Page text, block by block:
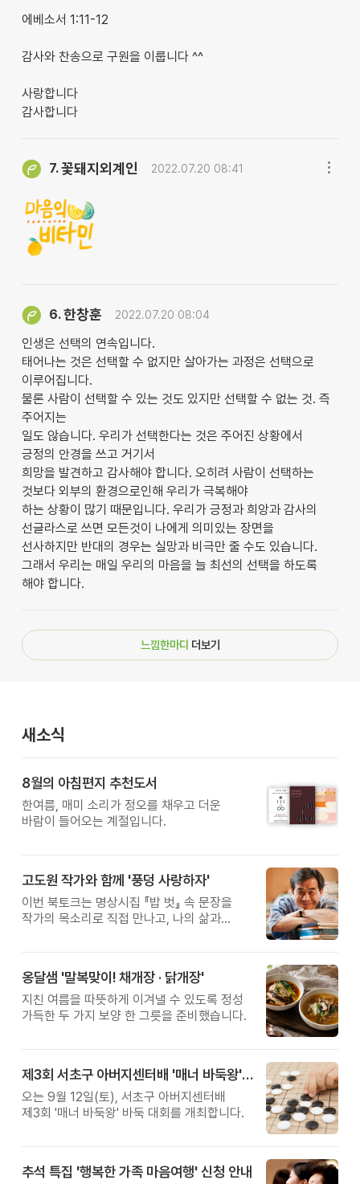
에베소서 1:11-12
감사와 찬송으로 구원을 이룹니다 ^^
사랑합니다
감사합니다
7.꽃돼지외계인 2022.07.20 08:41
6.한창훈 2022.07.20 08:04
인생은 선택의 연속입니다.
태어나는 것은 선택할 수 없지만 살아가는 과정은 선택으로
이루어집니다.
물론 사람이 선택할 수 있는 것도 있지만 선택할 수 없는 것. 즉
주어지는
일도 않습니다. 우리가 선택한다는 것은 주어진 상황에서
긍정의 안경을 쓰고 거기서
희망을 발견하고 감사해야 합니다. 오히려 사람이 선택하는
것보다 외부의 환경으로인해 우리가 극복해야
하는 상황이 많기 때문입니다. 우리가 긍정과 희앙과 감사의
선글라스로 쓰면 모든것이 나에게 의미있는 장면을
선사하지만 반대의 경우는 실망과 비극만 줄 수도 있습니다.
그래서 우리는 매일 우리의 마음을 늘 최선의 선택을 하도록
해야 합니다.
느낌한마디 더보기
새소식
8월의 아침편지 추천도서
한여름, 매미 소리가 정오를 채우고 더운
바람이 들어오는 계절입니다.
고도원 작가와 함께 '풍덩 사랑하자'
이번 북토크는 명상시집 『밥 벗』 속 문장을
작가의 목소리로 직접 만나고, 나의 삶과
옹달샘 '말복맞이! 채개장 · 닭개장'
지친 여름을 따뜻하게 이겨낼 수 있도록 정성
가득한 두 가지 보양 한 그릇을 준비했습니다.
제3회 서초구 아버지센터배 '매너 바둑왕' 대회
오는 9월 12일(토), 서초구 아버지센터배
제3회 '매너 바둑왕' 바둑 대회를 개최합니다.
추석 특집 '행복한 가족 마음여행' 신청 안내